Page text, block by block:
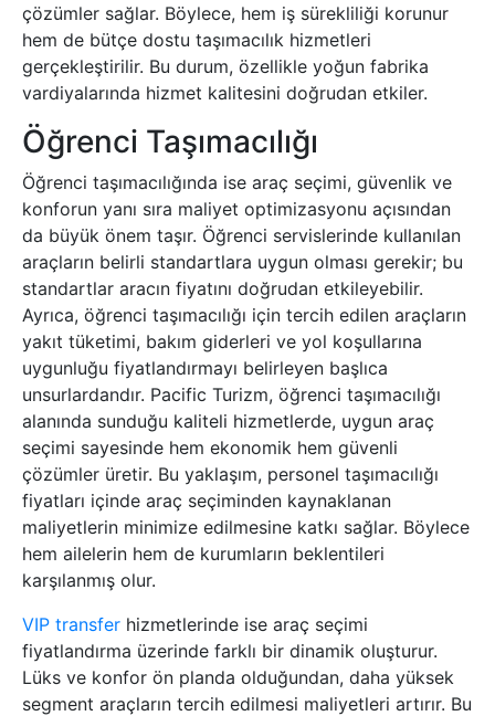
çözümler sağlar. Böylece, hem iş sürekliliği korunur
hem de bütçe dostu taşımacılık hizmetleri
gerçekleştirilir. Bu durum, özellikle yoğun fabrika
vardiyalarında hizmet kalitesini doğrudan etkiler.
Öğrenci Taşımacılığı
Öğrenci taşımacılığında ise araç seçimi, güvenlik ve
konforun yanı sıra maliyet optimizasyonu açısından
da büyük önem taşır. Öğrenci servislerinde kullanılan
araçların belirli standartlara uygun olması gerekir; bu
standartlar aracın fiyatını doğrudan etkileyebilir.
Ayrıca, öğrenci taşımacılığı için tercih edilen araçların
yakıt tüketimi, bakım giderleri ve yol koşullarına
uygunluğu fiyatlandırmayı belirleyen başlıca
unsurlardandır. Pacific Turizm, öğrenci taşımacılığı
alanında sunduğu kaliteli hizmetlerde, uygun araç
seçimi sayesinde hem ekonomik hem güvenli
çözümler üretir. Bu yaklaşım, personel taşımacılığı
fiyatları içinde araç seçiminden kaynaklanan
maliyetlerin minimize edilmesine katkı sağlar. Böylece
hem ailelerin hem de kurumların beklentileri
karşılanmış olur.
VIP transfer hizmetlerinde ise araç seçimi
fiyatlandırma üzerinde farklı bir dinamik oluşturur.
Lüks ve konfor ön planda olduğundan, daha yüksek
segment araçların tercih edilmesi maliyetleri artırır. Bu